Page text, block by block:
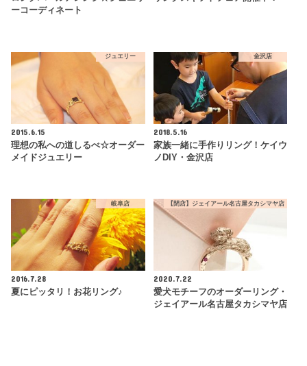
ーコーディネート
ジュエリー
2015.6.15
理想の私への道しるべ☆オーダー
メイドジュエリー
金沢店
2018.5.16
家族一緒に手作りリング！ケイウ
ノDIY・金沢店
岐阜店
2016.7.28
夏にピッタリ！お花リング♪
【閉店】ジェイアール名古屋タカシマヤ店
2020.7.22
愛犬モチーフのオーダーリング・
ジェイアール名古屋タカシマヤ店